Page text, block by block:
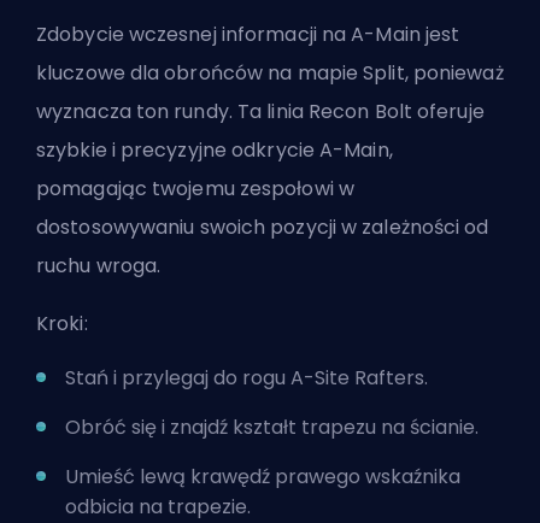
Zdobycie wczesnej informacji na A-Main jest
kluczowe dla obrońców na mapie Split, ponieważ
wyznacza ton rundy. Ta linia Recon Bolt oferuje
szybkie i precyzyjne odkrycie A-Main,
pomagając twojemu zespołowi w
dostosowywaniu swoich pozycji w zależności od
ruchu wroga.
Kroki:
Stań i przylegaj do rogu A-Site Rafters.
Obróć się i znajdź kształt trapezu na ścianie.
Umieść lewą krawędź prawego wskaźnika
odbicia na trapezie.